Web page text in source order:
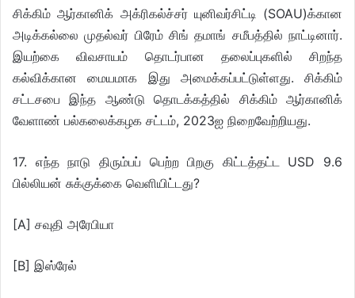
சிக்கிம் ஆர்கானிக் அக்ரிகல்ச்சர் யுனிவர்சிட்டி (SOAU)க்கான
அடிக்கல்லை முதல்வர் பிரேம் சிங் தமாங் சமீபத்தில் நாட்டினார்.
இயற்கை விவசாயம் தொடர்பான தலைப்புகளில் சிறந்த
கல்விக்கான மையமாக இது அமைக்கப்பட்டுள்ளது. சிக்கிம்
சட்டசபை இந்த ஆண்டு தொடக்கத்தில் சிக்கிம் ஆர்கானிக்
வேளாண் பல்கலைக்கழக சட்டம், 2023ஐ நிறைவேற்றியது.
17. எந்த நாடு திரும்பப் பெற்ற பிறகு கிட்டத்தட்ட USD 9.6
பில்லியன் சுக்குக்கை வெளியிட்டது?
[A] சவுதி அரேபியா
[B] இஸ்ரேல்